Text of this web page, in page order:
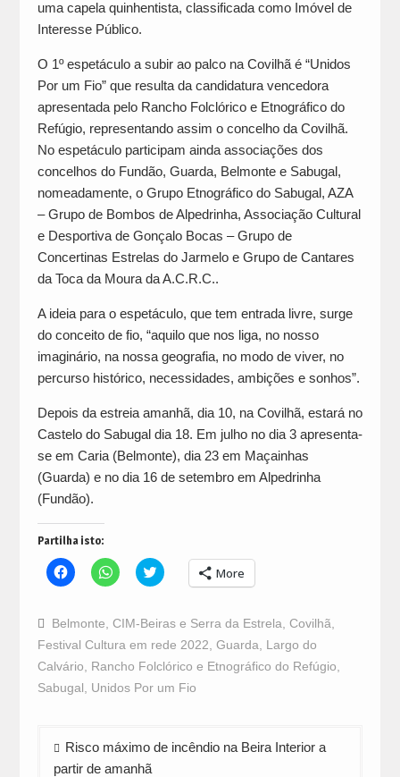
uma capela quinhentista, classificada como Imóvel de
Interesse Público.
O 1º espetáculo a subir ao palco na Covilhã é “Unidos
Por um Fio” que resulta da candidatura vencedora
apresentada pelo Rancho Folclórico e Etnográfico do
Refúgio, representando assim o concelho da Covilhã.
No espetáculo participam ainda associações dos
concelhos do Fundão, Guarda, Belmonte e Sabugal,
nomeadamente, o Grupo Etnográfico do Sabugal, AZA
– Grupo de Bombos de Alpedrinha, Associação Cultural
e Desportiva de Gonçalo Bocas – Grupo de
Concertinas Estrelas do Jarmelo e Grupo de Cantares
da Toca da Moura da A.C.R.C..
A ideia para o espetáculo, que tem entrada livre, surge
do conceito de fio, “aquilo que nos liga, no nosso
imaginário, na nossa geografia, no modo de viver, no
percurso histórico, necessidades, ambições e sonhos”.
Depois da estreia amanhã, dia 10, na Covilhã, estará no
Castelo do Sabugal dia 18. Em julho no dia 3 apresenta-
se em Caria (Belmonte), dia 23 em Maçainhas
(Guarda) e no dia 16 de setembro em Alpedrinha
(Fundão).
Partilha isto:
Click
to
Facebook
(Opens
new
window)
Click
to
WhatsApp
(Opens
new
window)
Click
to
Twitter
(Opens
in
new
window)
More
Belmonte CIM-Beiras e Serra da Estrela Covilhã
Festival Cultura em rede 2022 Guarda
Largo do
Calvário
Rancho Folclórico e Etnográfico do Refúgio
Sabugal
Unidos Por um Fio
Navegação
de
Risco máximo de incêndio na Beira Interior a
partir de amanhã